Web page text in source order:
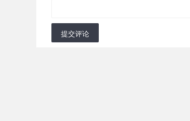
提交评论